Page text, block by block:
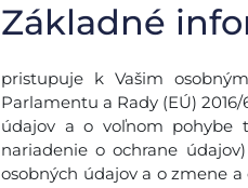
Základné
pristupuje k Vašim
Parlamentu a Rady (EÚ)
údajov a o voľnom pohybe
nariadenie o ochrane
osobných údajov a o zmene